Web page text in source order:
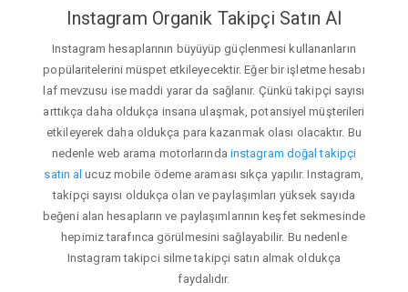
Instagram Organik Takipçi Satın Al
Instagram hesaplarının büyüyüp güçlenmesi kullananların
popülaritelerini müspet etkileyecektir. Eğer bir işletme hesabı
laf mevzusu ise maddi yarar da sağlanır. Çünkü takipçi sayısı
arttıkça daha oldukça insana ulaşmak, potansiyel müşterileri
etkileyerek daha oldukça para kazanmak olası olacaktır. Bu
nedenle web arama motorlarında instagram doğal takipçi
satın al ucuz mobile ödeme araması sıkça yapılır. Instagram,
takipçi sayısı oldukça olan ve paylaşımları yüksek sayıda
beğeni alan hesapların ve paylaşımlarının keşfet sekmesinde
hepimiz tarafınca görülmesini sağlayabilir. Bu nedenle
Instagram takipci silme takipçi satın almak oldukça
faydalıdır.